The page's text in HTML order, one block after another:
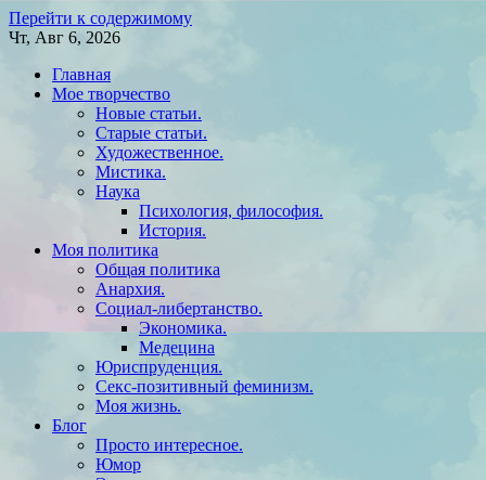
Перейти к содержимому
Чт, Авг 6, 2026
Главная
Мое творчество
Новые статьи.
Старые статьи.
Художественное.
Мистика.
Наука
Психология, философия.
История.
Моя политика
Общая политика
Анархия.
Социал-либертанство.
Экономика.
Медецина
Юриспруденция.
Секс-позитивный феминизм.
Моя жизнь.
Блог
Просто интересное.
Юмор